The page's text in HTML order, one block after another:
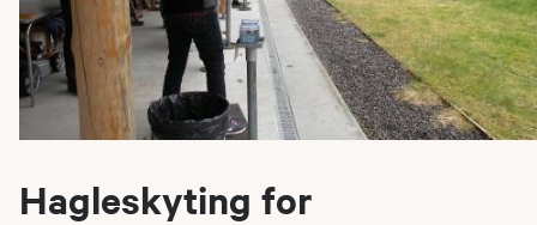
Hagleskyting for